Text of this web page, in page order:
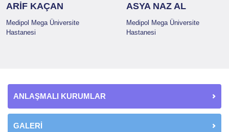
ARİF KAÇAN
Medipol Mega Üniversite
Hastanesi
ASYA NAZ AL
Medipol Mega Üniversite
Hastanesi
ANLAŞMALI KURUMLAR
GALERİ